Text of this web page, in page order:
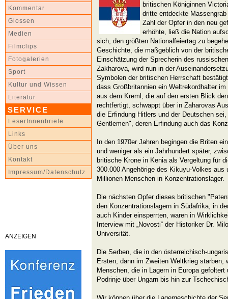
Kommentar
Glossen
Medien
Filmclips
Fotogalerien
Sport
Kultur und Wissen
Literatur
SERVICE
LeserInnenbriefe
Links
Über uns
Kontakt
Impressum/Datenschutz
ANZEIGEN
britischen Königinnen
dritte entdeckte
Zahl der Opfer in den neu
erhöhte, ließ die Nation
sich, den größten Nationalfeiertag zu
Geschichte, die maßgeblich von der
Einschätzung der Sprecherin des
Zakharova, wird nun in der
Symbolen der britischen Herrschaft
dass Großbritannien ein Weltrekordhalter
aus dem Kreml, die auf den ersten Blick
rechtfertigt, schwappt über in Zaharovas
die Erfindung Hitlers und der Deutschen
Gentlemen", deren Erfindung auch das
In den 1970er Jahren begingen die Briten
und weniger als ein Jahrhundert später,
britische Krone in Kenia als Vergeltung für
300.000 Angehörige des Kikuyu-Volkes aus
Millionen Menschen in Konzentrationslager.
Die nächsten Opfer dieses britischen
den Konzentrationslagern in Südafrika, in
auch Kinder einsperrten, waren in
Interview mit „Novosti“ der Historiker Dr.
Universität.
Die Serben, die in den österreichisch-
Ersten, dann im Zweiten Weltkrieg starben,
Menschen, die in Lagern in Europa
Podrinje über Ungarn bis hin zur